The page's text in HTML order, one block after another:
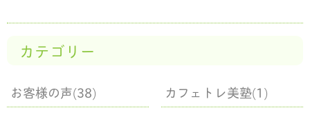
カテゴリー
お客様の声(38)
カフェトレ美塾(1)